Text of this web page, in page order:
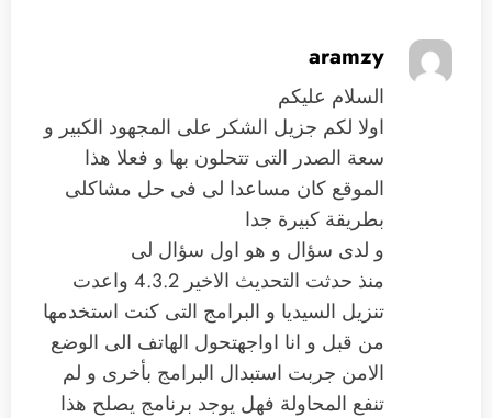
aramzy
السلام عليكم
اولا لكم جزيل الشكر على المجهود الكبير و
سعة الصدر التى تتحلون بها و فعلا هذا
الموقع كان مساعدا لى فى حل مشاكلى
بطريقة كبيرة جدا
و لدى سؤال و هو اول سؤال لى
منذ حدثت التحديث الاخير 4.3.2 واعدت
تنزيل السيديا و البرامج التى كنت استخدمها
من قبل و انا اواجهتحول الهاتف الى الوضع
الامن جربت استبدال البرامج بأخرى و لم
تنفع المحاولة فهل يوجد برنامج يصلح هذا